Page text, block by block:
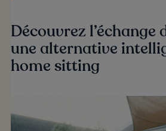
Découvrez l’échange
une alternative
home sitting